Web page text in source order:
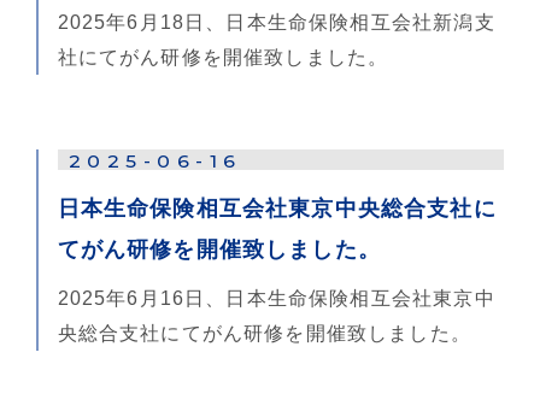
2025年6月18日、日本生命保険相互会社新潟支
社にてがん研修を開催致しました。
2025-06-16
日本生命保険相互会社東京中央総合支社に
てがん研修を開催致しました。
2025年6月16日、日本生命保険相互会社東京中
央総合支社にてがん研修を開催致しました。